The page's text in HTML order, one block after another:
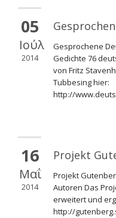
05
Ιούλ
2014
Gesprochene
Gedichte 76
von Fritz
Tubbesing hier:
http://
16
Μαΐ
2014
Projekt
Projekt
Autoren Das
erweitert und
http://